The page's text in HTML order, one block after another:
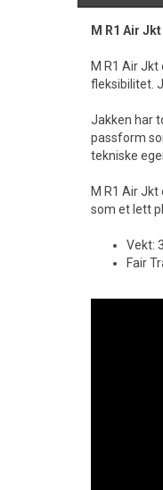
M R1 Air
M R1 Air
fleksibilitet.
Jakken har
passform
tekniske
M R1 Air
som et lett
Vekt:
Fair